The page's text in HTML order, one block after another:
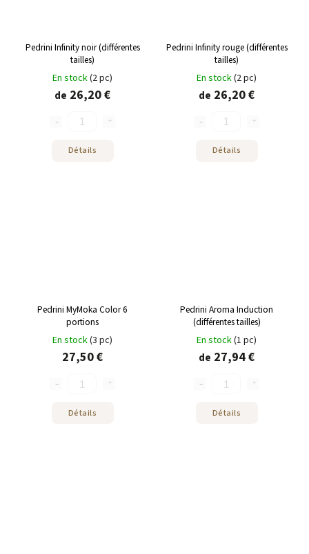
Pedrini Infinity noir (différentes
tailles)
En stock(2 pc)
de 26,20 €
Détails
Pedrini Infinity rouge (différentes
tailles)
En stock(2 pc)
de 26,20 €
Détails
Pedrini MyMoka Color 6
portions
En stock(3 pc)
27,50 €
Détails
Pedrini Aroma Induction
(différentes tailles)
En stock(1 pc)
de 27,94 €
Détails